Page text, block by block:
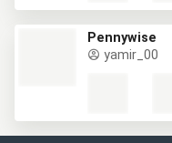
Pennywise
yamir_00